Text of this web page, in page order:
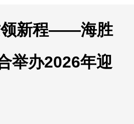
领新程——海胜
举办2026年迎